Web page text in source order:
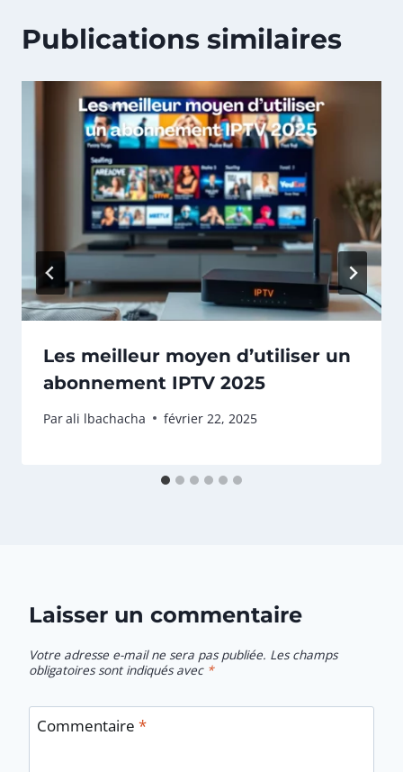
Publications similaires
Les meilleur moyen d’utiliser un
abonnement IPTV 2025
Parali lbachacha février 22, 2025
Laisser un commentaire
Votre adresse e-mail ne sera pas publiée. Les champs
obligatoires sont indiqués avec *
Commentaire *